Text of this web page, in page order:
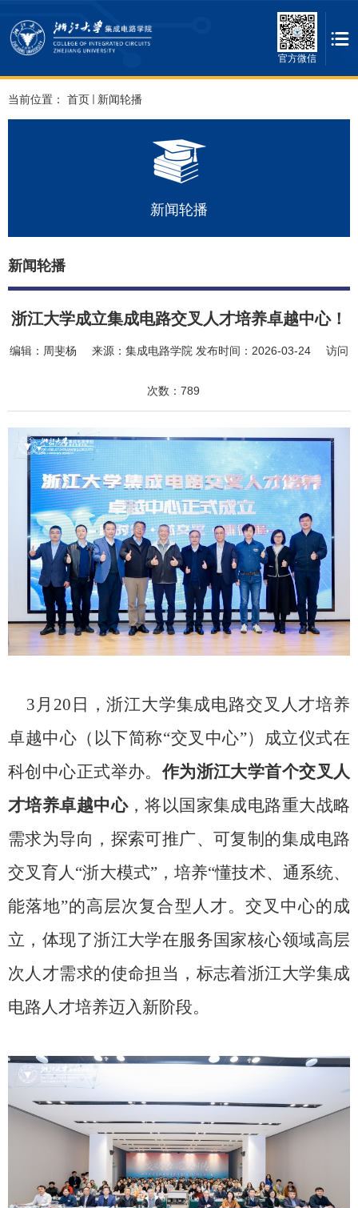
官方微信
当前位置： 首页 新闻轮播
新闻轮播
新闻轮播
浙江大学成立集成电路交叉人才培养卓越中心！
编辑： 周斐杨 来源： 集成电路学院 发布时间： 2026-03-24 访问
次数： 789
3 月 20 日，浙江大学集成电路交叉人才培养
卓越中心（以下简称“交叉中心”）成立仪式在
科创中心正式举办。作为浙江大学首个交叉人
才培养卓越中心，将以国家集成电路重大战略
需求为导向，探索可推广、可复制的集成电路
交叉育人“浙大模式”，培养“懂技术、通系统、
能落地”的高层次复合型人才。交叉中心的成
立，体现了浙江大学在服务国家核心领域高层
次人才需求的使命担当，标志着浙江大学集成
电路人才培养迈入新阶段。